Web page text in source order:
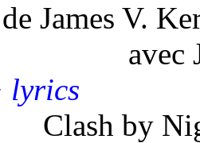
de James V.
avec
lyrics
Clash by